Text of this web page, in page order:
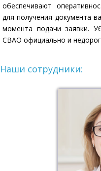
обеспечивают
для получения документа
момента подачи заявки.
СВАО официально и
Наши сотрудники: